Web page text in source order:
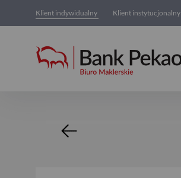
Klient indywidualny Klient instytucjonalny
Oferta zakupu akcji